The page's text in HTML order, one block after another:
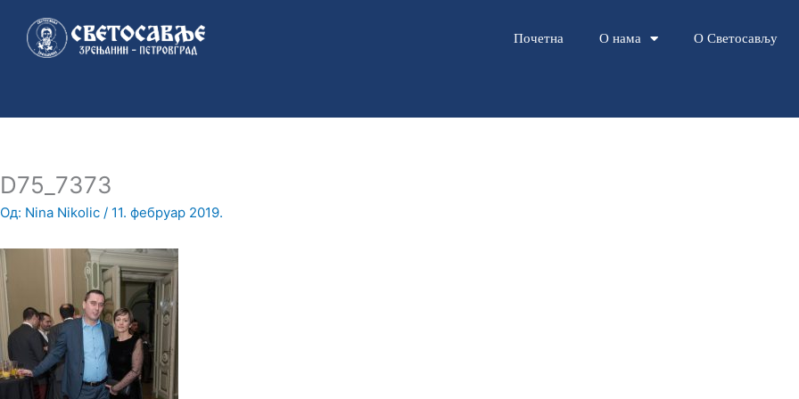
садржај
Почетна О нама О Светосављу
D75_7373
Од: Nina Nikolic / 11. фебруар 2019.